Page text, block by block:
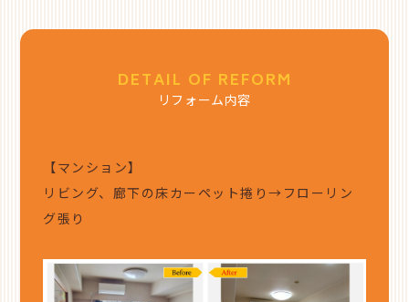
DETAIL OF REFORM
リフォーム内容
【マンション】
リビング、廊下の床カーペット捲り→フローリン
グ張り